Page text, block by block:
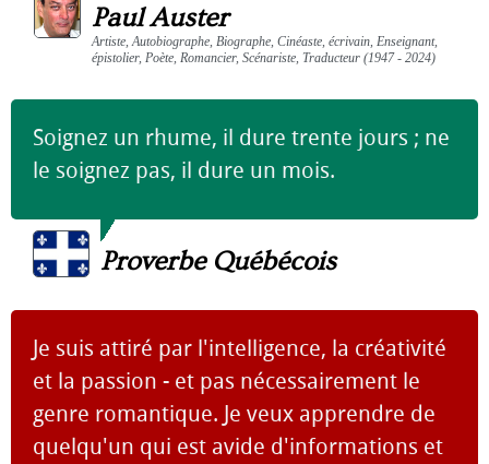
Paul Auster
Artiste, Autobiographe, Biographe, Cinéaste, écrivain, Enseignant,
épistolier, Poète, Romancier, Scénariste, Traducteur (1947 - 2024)
Soignez un rhume, il dure trente jours ; ne
le soignez pas, il dure un mois.
Proverbe Québécois
Je suis attiré par l'intelligence, la créativité
et la passion - et pas nécessairement le
genre romantique. Je veux apprendre de
quelqu'un qui est avide d'informations et